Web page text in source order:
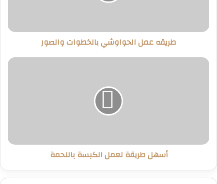
طريقه عمل الحواوشي بالخطوات والصور
أسهل
أسهل طريقة لعمل الكبسة باللحمة